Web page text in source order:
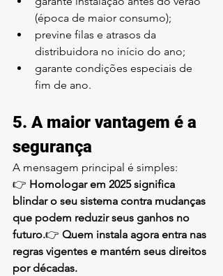
(época de maior consumo);
previne filas e atrasos da
distribuidora no início do ano;
garante condições especiais de
fim de ano.
5. A maior vantagem é a
segurança
A mensagem principal é simples:
👉 Homologar em 2025 significa
blindar o seu sistema contra mudanças
que podem reduzir seus ganhos no
futuro.👉 Quem instala agora entra nas
regras vigentes e mantém seus direitos
por décadas.